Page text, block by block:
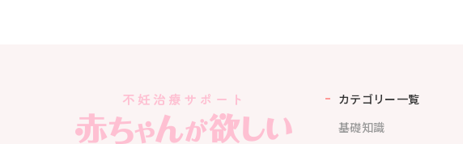
カテゴリー一覧
基礎知識